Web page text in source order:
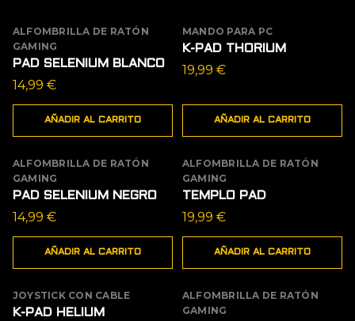
ALFOMBRILLA DE RATÓN
GAMING
PAD SELENIUM BLANCO
14,99 €
AÑADIR AL CARRITO
MANDO PARA PC
K-PAD THORIUM
19,99 €
AÑADIR AL CARRITO
ALFOMBRILLA DE RATÓN
GAMING
PAD SELENIUM NEGRO
14,99 €
AÑADIR AL CARRITO
ALFOMBRILLA DE RATÓN
GAMING
TEMPLO PAD
19,99 €
AÑADIR AL CARRITO
JOYSTICK CON CABLE
K-PAD HELIUM
ALFOMBRILLA DE RATÓN
GAMING